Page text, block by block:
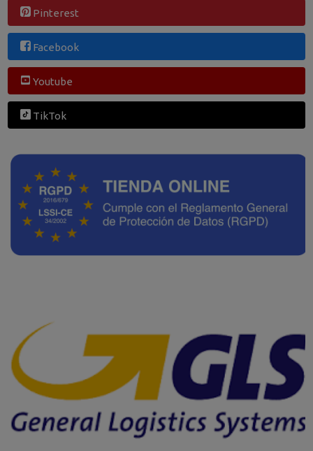
Pinterest
Facebook
Youtube
TikTok